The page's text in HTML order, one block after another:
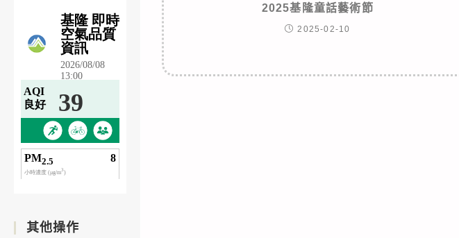
2025基隆童話藝術節
2025-02-10
其他操作